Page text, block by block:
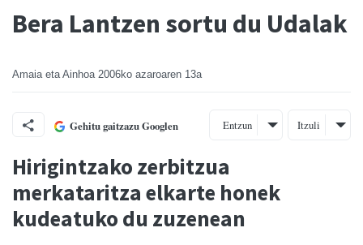
Bera Lantzen sortu du Udalak
Amaia eta Ainhoa 2006ko azaroaren 13a
Gehitu gaitzazu Googlen Entzun Itzuli
Hirigintzako zerbitzua
merkataritza elkarte honek
kudeatuko du zuzenean